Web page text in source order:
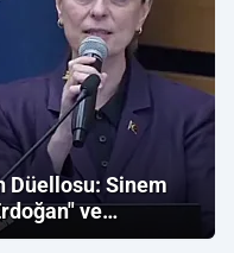
Düellosu: Sinem
ve